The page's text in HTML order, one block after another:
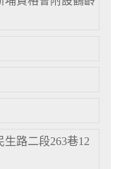
路二段263巷12